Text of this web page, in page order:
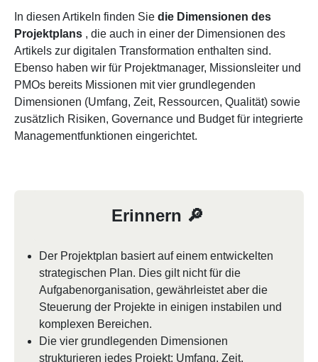
In diesen Artikeln finden Sie die Dimensionen des
Projektplans , die auch in einer der Dimensionen des
Artikels zur digitalen Transformation enthalten sind.
Ebenso haben wir für Projektmanager, Missionsleiter und
PMOs bereits Missionen mit vier grundlegenden
Dimensionen (Umfang, Zeit, Ressourcen, Qualität) sowie
zusätzlich Risiken, Governance und Budget für integrierte
Managementfunktionen eingerichtet.
Erinnern 🔎
Der Projektplan basiert auf einem entwickelten
strategischen Plan. Dies gilt nicht für die
Aufgabenorganisation, gewährleistet aber die
Steuerung der Projekte in einigen instabilen und
komplexen Bereichen.
Die vier grundlegenden Dimensionen
strukturieren jedes Projekt: Umfang, Zeit,